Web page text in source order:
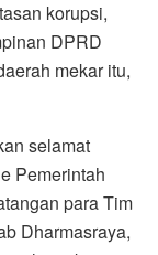
korupsi,
DPRD
mekar itu,
selamat
Pemerintah
para Tim
Dharmasraya,